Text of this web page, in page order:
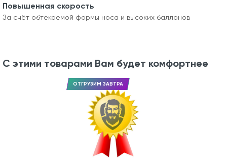
Повышенная скорость
За счёт обтекаемой формы носа и высоких баллонов
С этими товарами Вам будет комфортнее
ОТГРУЗИМ ЗАВТРА